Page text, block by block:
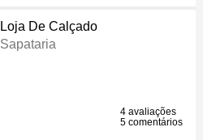
Loja De Calçado
Sapataria
4 avaliações
5 comentários